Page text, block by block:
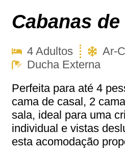
Cabanas
4 Adultos
Ar-
Ducha Externa
Perfeita para até 4
cama de casal, 2
sala, ideal para uma
individual e vistas
esta acomodação